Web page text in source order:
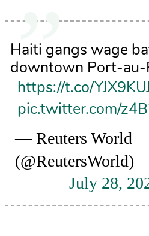
Haiti gangs wage
downtown Port-au-
https://t.co/
pic.twitter.com/
— Reuters World
(@ReutersWorld)
July 28,